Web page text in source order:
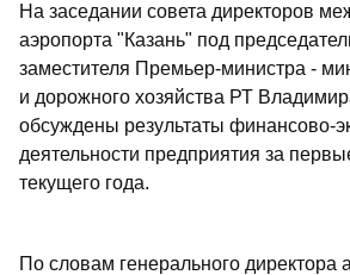
На заседании совета директоров
аэропорта "Казань" под
заместителя Премьер-министра -
и дорожного хозяйства РТ
обсуждены результаты финансово-
деятельности предприятия за
текущего года.
По словам генерального директора